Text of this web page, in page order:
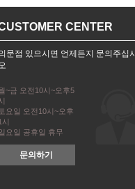
CENTER
문점 있으시면 언제든지 문의주십시
~금 오전10시~오후5
요일 오전10시~오후
시
요일 공휴일 휴무
문의하기